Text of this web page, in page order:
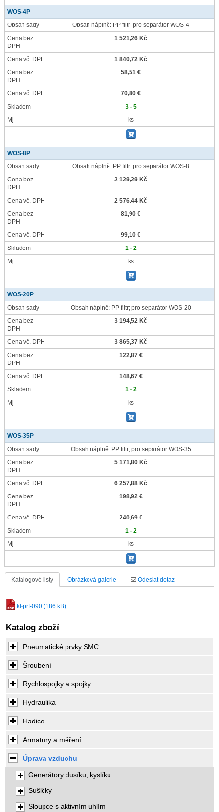
WOS-4P
Obsah sady
Obsah náplně: PP filtr; pro separátor WOS-4
Cena bez
DPH
1 521,26 Kč
Cena vč. DPH
1 840,72 Kč
Cena bez
DPH
58,51 €
Cena vč. DPH
70,80 €
Skladem
3 - 5
Mj
ks
WOS-8P
Obsah sady
Obsah náplně: PP filtr; pro separátor WOS-8
Cena bez
DPH
2 129,29 Kč
Cena vč. DPH
2 576,44 Kč
Cena bez
DPH
81,90 €
Cena vč. DPH
99,10 €
Skladem
1 - 2
Mj
ks
WOS-20P
Obsah sady
Obsah náplně: PP filtr; pro separátor WOS-20
Cena bez
DPH
3 194,52 Kč
Cena vč. DPH
3 865,37 Kč
Cena bez
DPH
122,87 €
Cena vč. DPH
148,67 €
Skladem
1 - 2
Mj
ks
WOS-35P
Obsah sady
Obsah náplně: PP filtr; pro separátor WOS-35
Cena bez
DPH
5 171,80 Kč
Cena vč. DPH
6 257,88 Kč
Cena bez
DPH
198,92 €
Cena vč. DPH
240,69 €
Skladem
1 - 2
Mj
ks
Katalogové listy Obrázková galerie Odeslat dotaz
kl-prf-090 (186 kB)
Katalog zboží
Pneumatické prvky SMC
Šroubení
Rychlospojky a spojky
Hydraulika
Hadice
Armatury a měření
Úprava vzduchu
Generátory dusíku, kyslíku
Sušičky
Sloupce s aktivním uhlím